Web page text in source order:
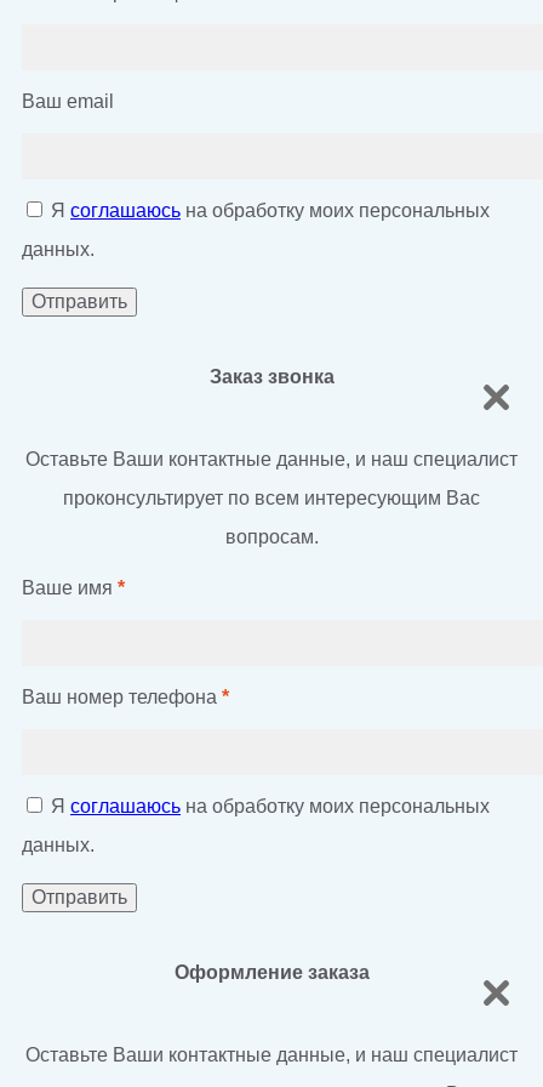
Ваш email
Я соглашаюсь на обработку моих персональных
данных.
Заказ звонка
Оставьте Ваши контактные данные, и наш специалист
проконсультирует по всем интересующим Вас
вопросам.
Ваше имя *
Ваш номер телефона *
Я соглашаюсь на обработку моих персональных
данных.
Оформление заказа
Оставьте Ваши контактные данные, и наш специалист